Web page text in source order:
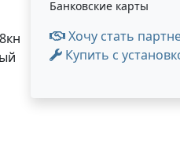
Банковские карты
Хочу стать
Купить с